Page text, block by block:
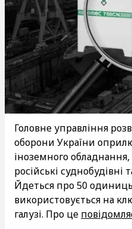
Головне управління
оборони України
іноземного обладнання,
російські
Йдеться про 50
використовується на
галузі. Про це